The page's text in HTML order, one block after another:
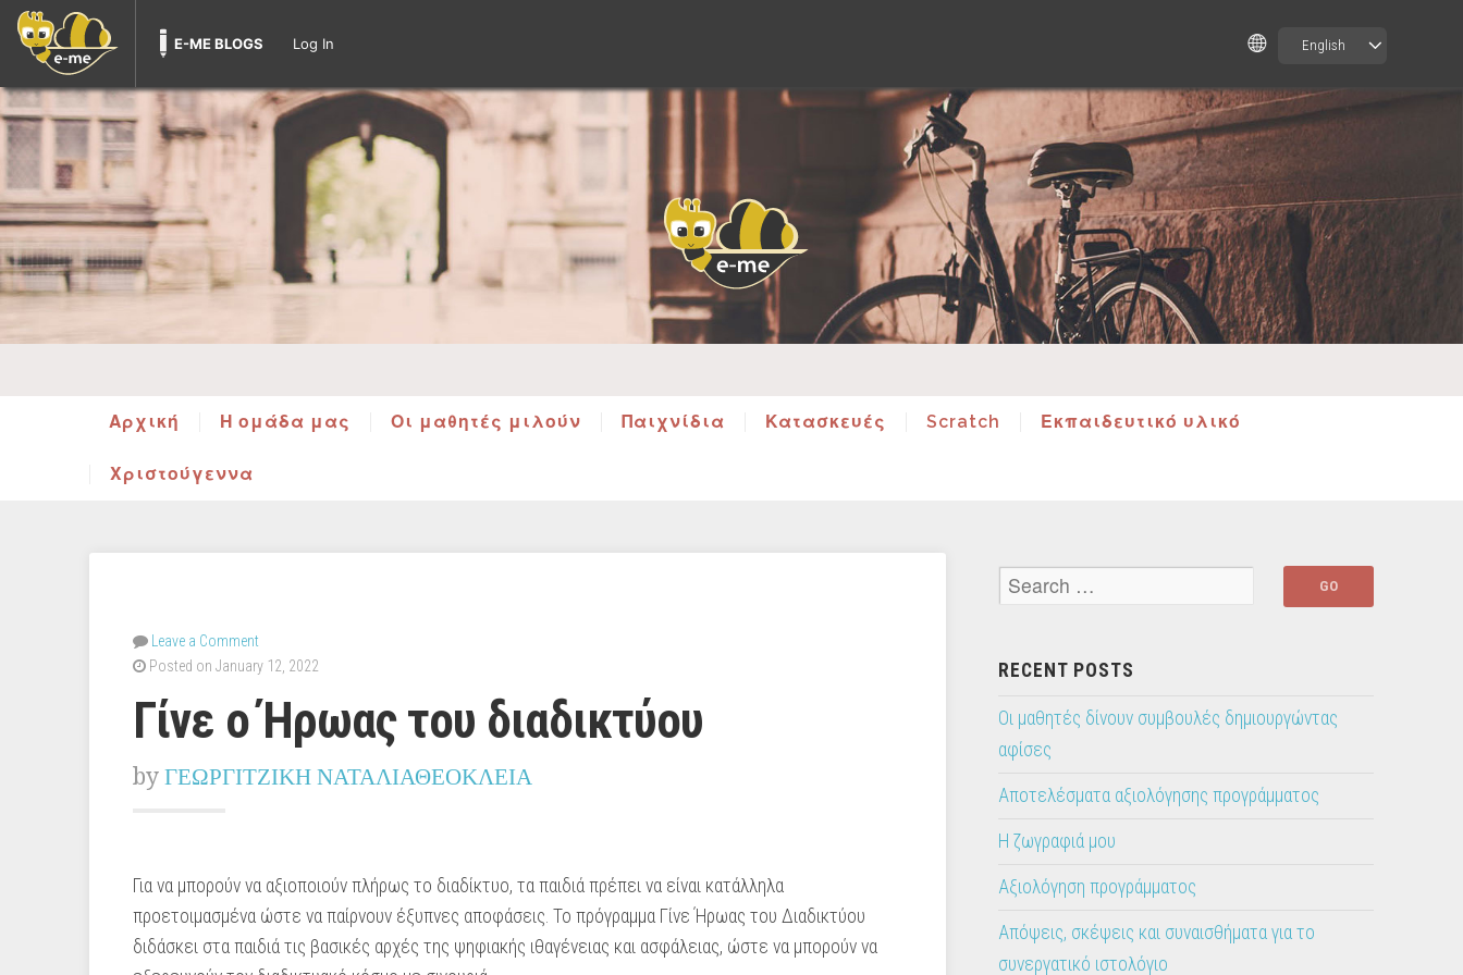
English
E-ME BLOGS Log In
Αρχική Η ομάδα μας Οι μαθητές μιλούν Παιχνίδια Κατασκευές Scratch Εκπαιδευτικό υλικό
Χριστούγεννα
Leave a Comment
Posted on January 12, 2022
Γίνε ο Ήρωας του διαδικτύου
by ΓΕΩΡΓΙΤΖΙΚΗ ΝΑΤΑΛΙΑΘΕΟΚΛΕΙΑ
Για να μπορούν να αξιοποιούν πλήρως το διαδίκτυο, τα παιδιά πρέπει να είναι κατάλληλα
προετοιμασμένα ώστε να παίρνουν έξυπνες αποφάσεις. Το πρόγραμμα Γίνε Ήρωας του Διαδικτύου
διδάσκει στα παιδιά τις βασικές αρχές της ψηφιακής ιθαγένειας και ασφάλειας, ώστε να μπορούν να
RECENT POSTS
Οι μαθητές δίνουν συμβουλές δημιουργώντας
αφίσες
Αποτελέσματα αξιολόγησης προγράμματος
Η ζωγραφιά μου
Αξιολόγηση προγράμματος
Απόψεις, σκέψεις και συναισθήματα για το
συνεργατικό ιστολόγιο